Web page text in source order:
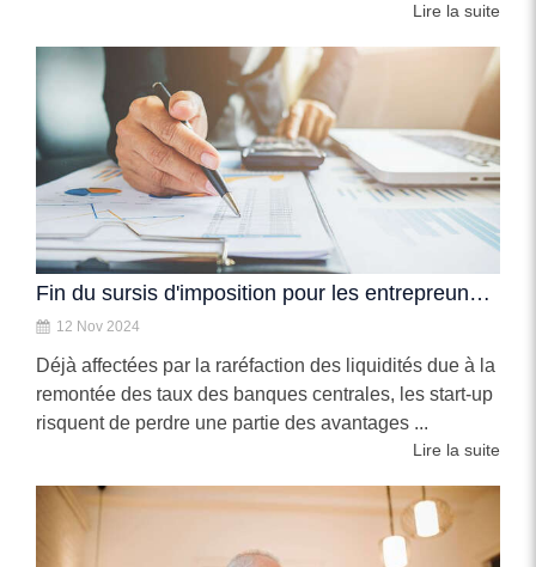
Lire la suite
Fin du sursis d'imposition pour les entrepreuneurs titulaires de BCPCE
12 Nov 2024
Déjà affectées par la raréfaction des liquidités due à la
remontée des taux des banques centrales, les start-up
risquent de perdre une partie des avantages ...
Lire la suite